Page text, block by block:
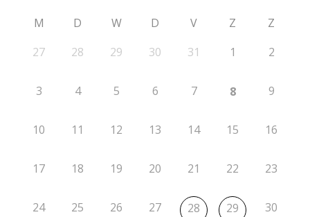
M D W D V Z
Z
27
28 29 30 31 1 2
3 4 5 6 7 8 9
10 11 12 13 14 15 16
17 18 19 20 21 22 23
24 25 26 27 28 29 30